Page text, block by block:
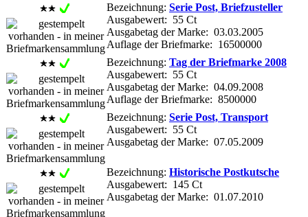
Bezeichnung: Serie Post, Briefzusteller
Ausgabewert: 55 Ct
Ausgabetag der Marke: 03.03.2005
Auflage der Briefmarke: 16500000
Bezeichnung: Tag der Briefmarke 2008
Ausgabewert: 55 Ct
Ausgabetag der Marke: 04.09.2008
Auflage der Briefmarke: 8500000
Bezeichnung: Serie Post, Transport
Ausgabewert: 55 Ct
Ausgabetag der Marke: 07.05.2009
Bezeichnung: Historische Postkutsche
Ausgabewert: 145 Ct
Ausgabetag der Marke: 01.07.2010